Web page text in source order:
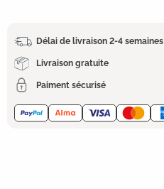
Délai de livraison 2-4 semaines
Livraison gratuite
Paiment sécurisé